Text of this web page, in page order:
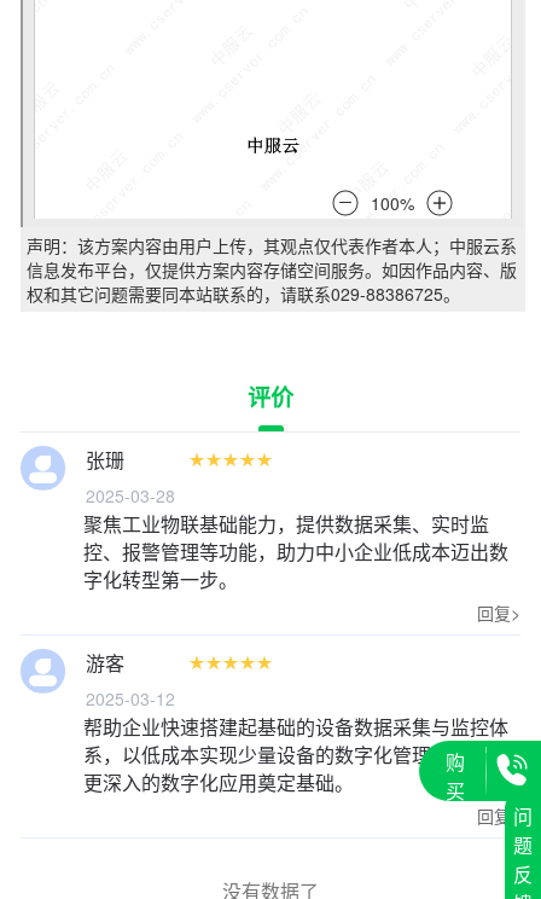
问
题
反
声明：该方案内容由用户上传，其观点仅代表作者本人；中服云系
信息发布平台，仅提供方案内容存储空间服务。如因作品内容、版
权和其它问题需要同本站联系的，请联系029-88386725。
评价
张珊
2025-03-28






聚焦工业物联基础能力，提供数据采集、实时监
控、报警管理等功能，助力中小企业低成本迈出数
字化转型第一步。
回复>
游客
2025-03-12






帮助企业快速搭建起基础的设备数据采集与监控体
系，以低成本实现少量设备的数字化管理，为后续
更深入的数字化应用奠定基础。
回复>
没有数据了
购
买